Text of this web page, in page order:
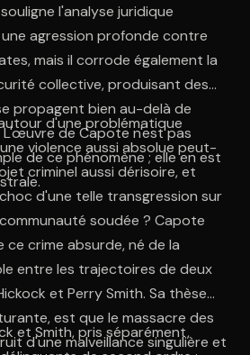
l'analyse juridique
agression profonde contre
mais il corrode également la
collective, produisant des
propagent bien au-delà de
L'œuvre de Capote n'est pas
de ce phénomène ; elle en est
d'une problématique
violence aussi absolue peut-
criminel aussi dérisoire, et
d'une telle transgression sur
soudée ? Capote
ce crime absurde, né de la
entre les trajectoires de deux
et Perry Smith. Sa thèse
est que le massacre des
d'une malveillance singulière et
et Smith, pris séparément,